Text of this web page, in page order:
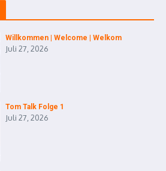
Willkommen | Welcome | Welkom
Juli 27, 2026
Tom Talk Folge 1
Juli 27, 2026